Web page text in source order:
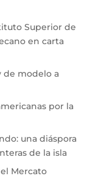
Superior de
en carta
de modelo a
por la
una diáspora
de la isla
Mercato